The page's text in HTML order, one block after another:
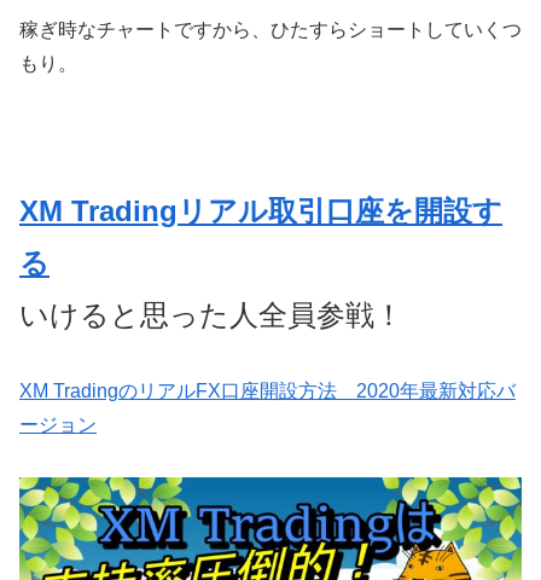
稼ぎ時なチャートですから、ひたすらショートしていくつ
もり。
XM Tradingリアル取引口座を開設す
る
いけると思った人全員参戦！
XM TradingのリアルFX口座開設方法 2020年最新対応バ
ージョン